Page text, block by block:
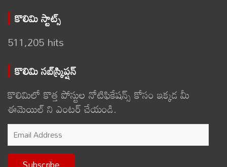
కొలిమి స్టాట్స్
511,205 hits
కొలిమి సబ్‌స్క్రిప్షన్
కొలిమిలో కొత్త పోస్టుల నోటిఫికేషన్స్ కోసం ఇక్కడ మీ
ఈమెయిల్ ని ఎంటర్ చేయండి.
Email
Address